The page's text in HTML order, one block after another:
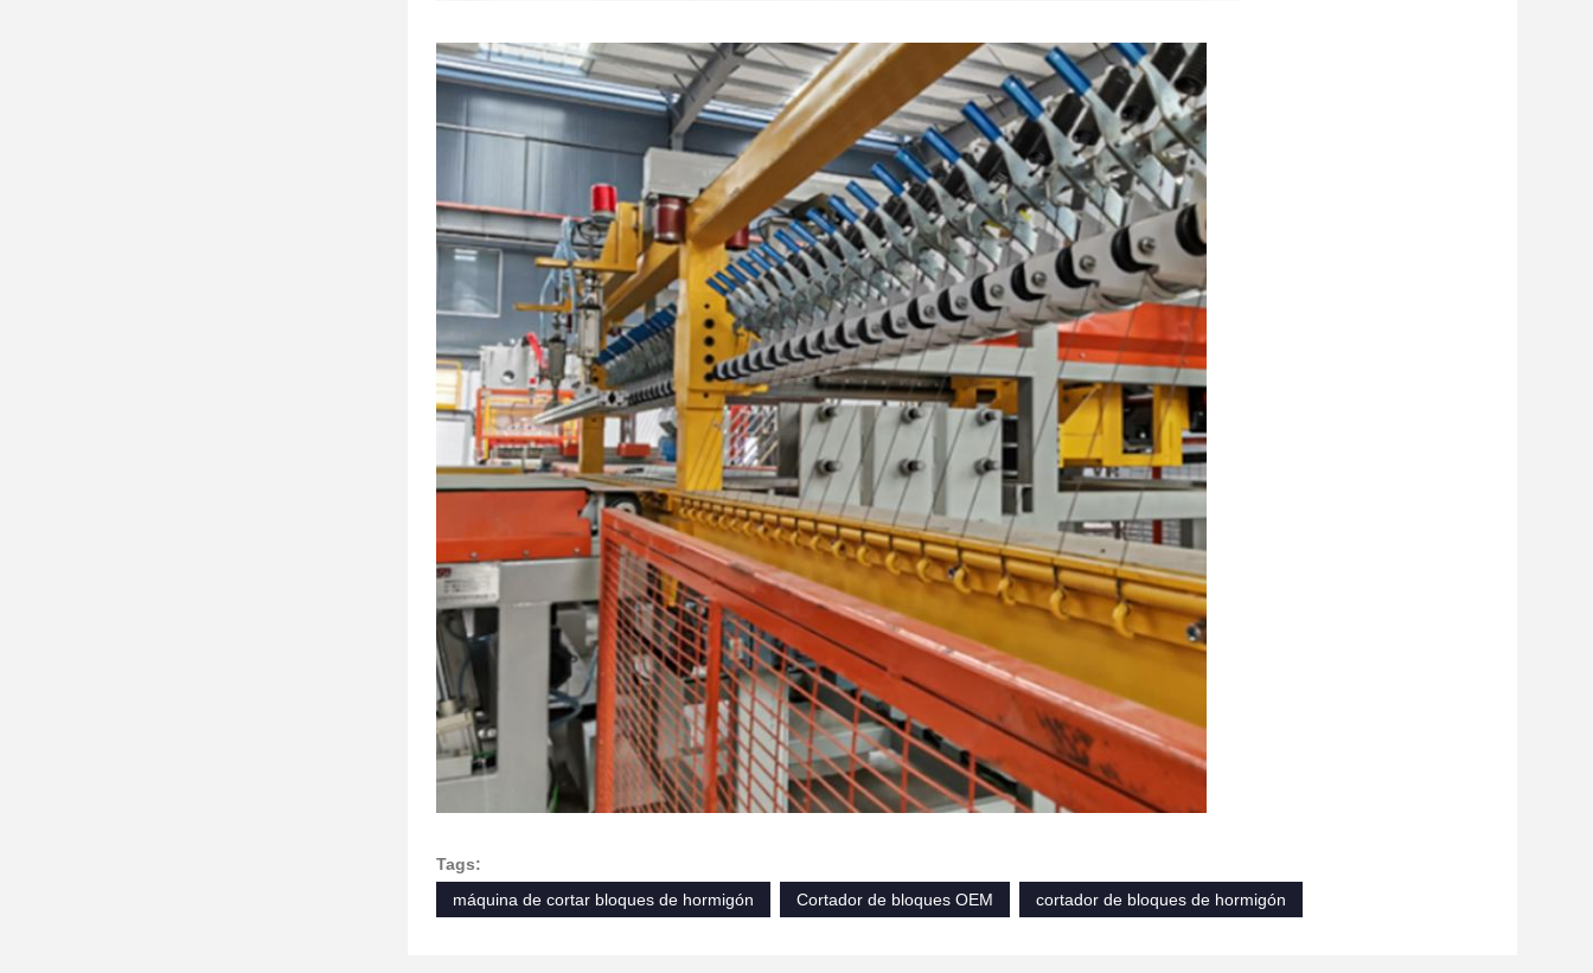
Tags:
máquina de cortar bloques de hormigón
Cortador de bloques OEM cortador de bloques de hormigón